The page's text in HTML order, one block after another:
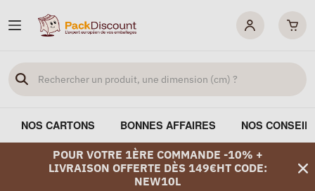
NOS CARTONS BONNES AFFAIRES NOS
POUR VOTRE 1ÈRE COMMANDE -10% +
LIVRAISON OFFERTE DÈS 149€HT CODE:
NEW10L